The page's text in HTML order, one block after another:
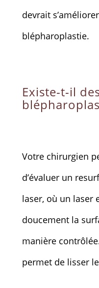
devrait
blépharoplastie.
Existe-t-il
Votre chirurgien
d’évaluer un
laser, où un laser
doucement la
manière
permet de lisser